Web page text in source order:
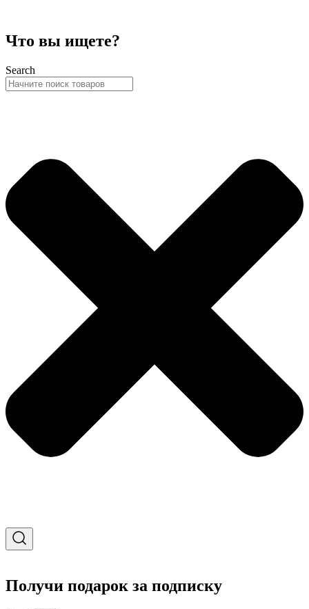
Что вы ищете?
Search
Получи подарок за подписку